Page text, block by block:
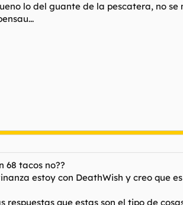
lo del guante de la pescatera, no
68 tacos no??
estoy con DeathWish y creo que
respuestas que estas son el tipo de